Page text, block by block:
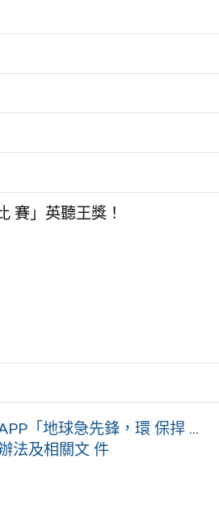
賽」英聽王獎！
「地球急先鋒，環 保捍 ...
法及相關文 件